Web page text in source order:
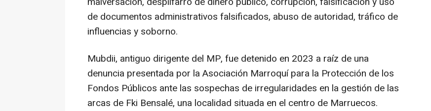
de documentos administrativos falsificados, abuso de autoridad, tráfico de
influencias y soborno.
Mubdii, antiguo dirigente del MP, fue detenido en 2023 a raíz de una
denuncia presentada por la Asociación Marroquí para la Protección de los
Fondos Públicos ante las sospechas de irregularidades en la gestión de las
arcas de Fki Bensalé, una localidad situada en el centro de Marruecos.